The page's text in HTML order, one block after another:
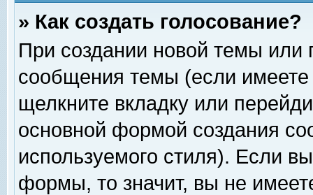
» Как создать голосование?
При создании новой темы или
сообщения темы (если
щелкните вкладку или
основной формой создания
используемого стиля). Если
формы, то значит, вы не